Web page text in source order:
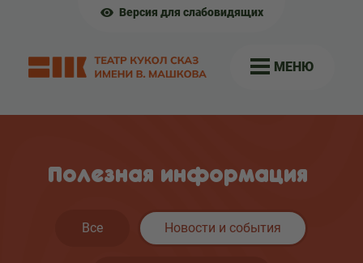
Версия для слабовидящих
МЕНЮ
Полезная информация
Все Новости и события